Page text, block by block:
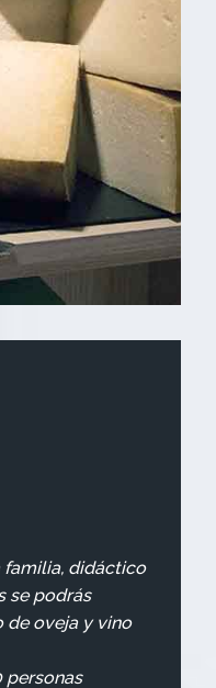
familia, didáctico
se podrás
de oveja y vino
personas